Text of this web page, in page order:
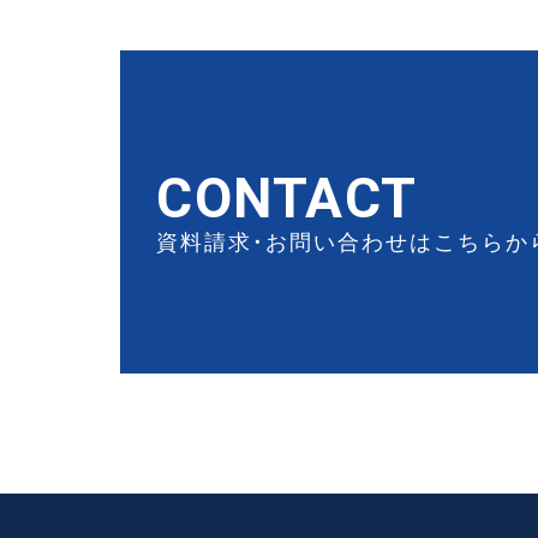
CONTACT
資料請求・お問い合わせはこちらか